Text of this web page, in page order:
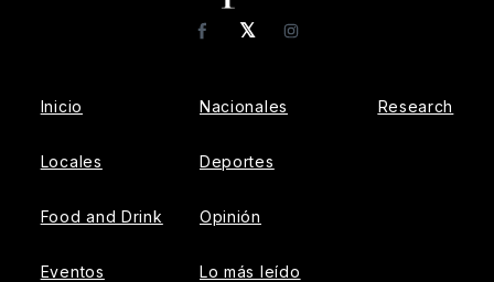
𝕏
FacebookInstagram
Inicio
Locales
Food and Drink
Eventos
Nacionales
Deportes
Opinión
Lo más leído
Research